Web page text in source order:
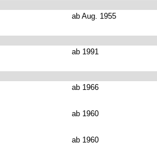
ab Aug. 1955
ab 1991
ab 1966
ab 1960
ab 1960